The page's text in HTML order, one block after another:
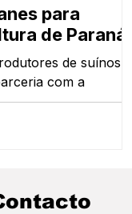
para
de Paraná
de suínos da
com a
Wissling. A iniciativa
do sistema